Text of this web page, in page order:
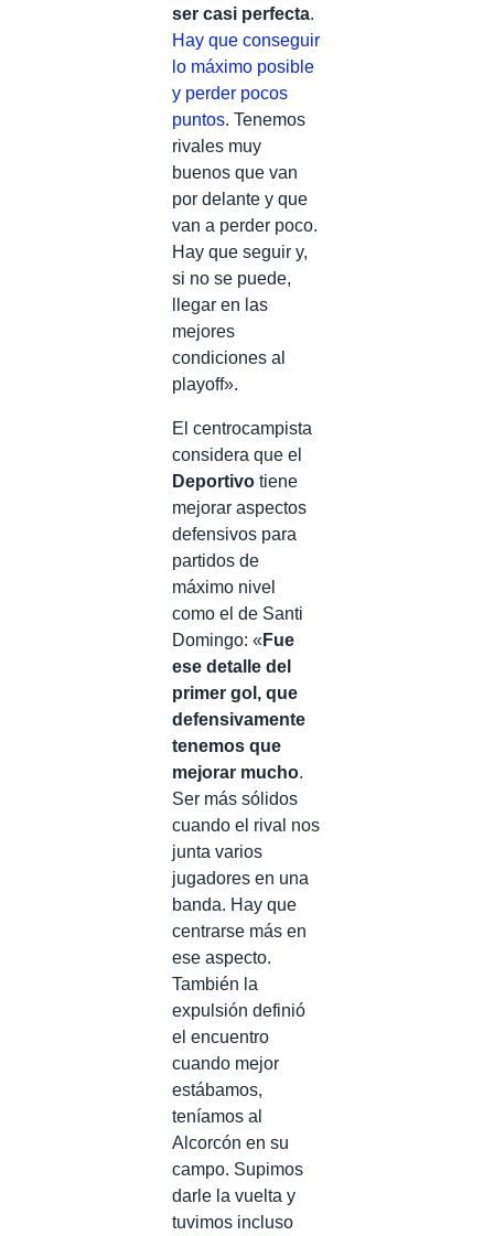
ser casi perfecta.
Hay que conseguir
lo máximo posible
y perder pocos
puntos. Tenemos
rivales muy
buenos que van
por delante y que
van a perder poco.
Hay que seguir y,
si no se puede,
llegar en las
mejores
condiciones al
playoff».
El centrocampista
considera que el
Deportivo tiene
mejorar aspectos
defensivos para
partidos de
máximo nivel
como el de Santi
Domingo: « Fue
ese detalle del
primer gol, que
defensivamente
tenemos que
mejorar mucho.
Ser más sólidos
cuando el rival nos
junta varios
jugadores en una
banda. Hay que
centrarse más en
ese aspecto.
También la
expulsión definió
el encuentro
cuando mejor
estábamos,
teníamos al
Alcorcón en su
campo. Supimos
darle la vuelta y
tuvimos incluso